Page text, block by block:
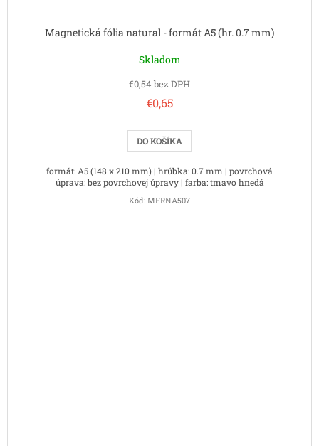
Magnetická fólia natural - formát A5 (hr. 0.7 mm)
Skladom
€0,54 bez DPH
€0,65
DO KOŠÍKA
formát: A5 (148 x 210 mm) | hrúbka: 0.7 mm | povrchová
úprava: bez povrchovej úpravy | farba: tmavo hnedá
Kód: MFRNA507